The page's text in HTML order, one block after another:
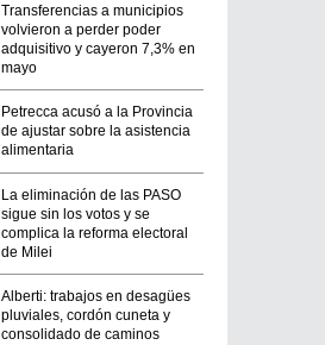
Transferencias a municipios
volvieron a perder poder
adquisitivo y cayeron 7,3% en
mayo
Petrecca acusó a la Provincia
de ajustar sobre la asistencia
alimentaria
La eliminación de las PASO
sigue sin los votos y se
complica la reforma electoral
de Milei
Alberti: trabajos en desagües
pluviales, cordón cuneta y
consolidado de caminos